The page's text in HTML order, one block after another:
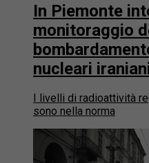
In Piemonte
monitoraggio
nucleari
I livelli di radioattività
sono nella norma